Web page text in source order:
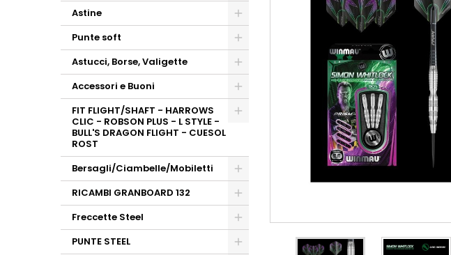
Astine
Punte soft
Astucci, Borse, Valigette
Accessori e Buoni
FIT FLIGHT/SHAFT - HARROWS
CLIC - ROBSON PLUS - L STYLE -
BULL'S DRAGON FLIGHT - CUESOL
ROST
Bersagli/Ciambelle/Mobiletti
RICAMBI GRANBOARD 132
Freccette Steel
PUNTE STEEL